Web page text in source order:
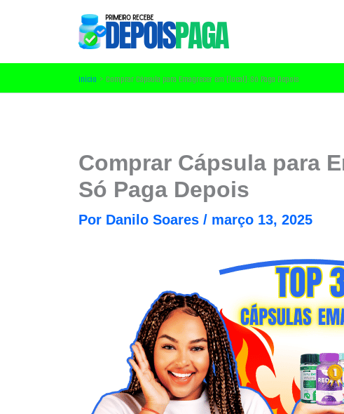
Início Comprar Cápsula para Emagrecer em [local]: Só Paga Depois
Comprar Cápsula para
Só Paga Depois
Por Danilo Soares / março 13, 2025